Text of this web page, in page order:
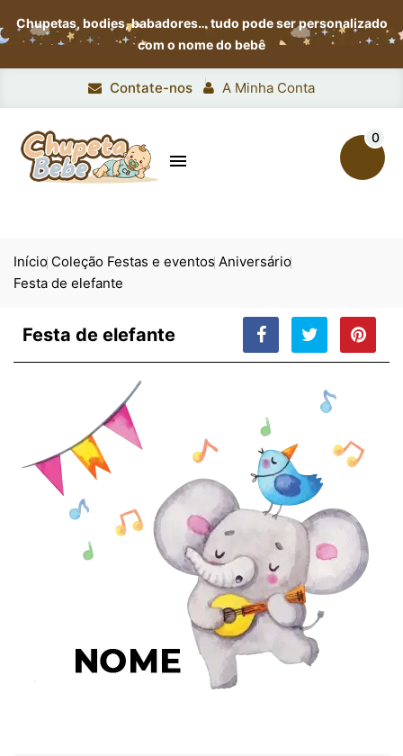
Chupetas, bodies, babadores…tudo pode ser personalizado
com o nome do bebê
Contate-nos A Minha Conta

0
Início Coleção Festas e eventos Aniversário
Festa de elefante
Festa de elefante